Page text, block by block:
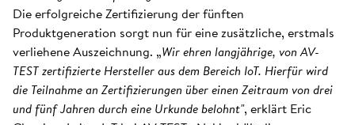
Die erfolgreiche Zertifizierung der fünften
Produktgeneration sorgt nun für eine zusätzliche, erstmals
verliehene Auszeichnung. „Wir ehren langjährige, von AV-
TEST zertifizierte Hersteller aus dem Bereich IoT. Hierfür wird
die Teilnahme an Zertifizierungen über einen Zeitraum von drei
und fünf Jahren durch eine Urkunde belohnt", erklärt Eric